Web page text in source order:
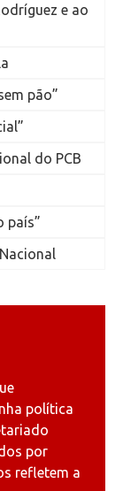
e ao
pão”
do PCB
país”
política
por
refletem a